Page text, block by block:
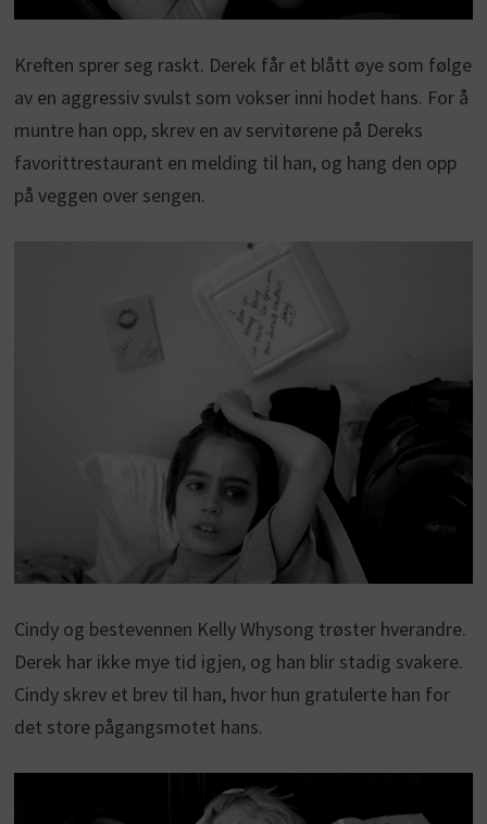
Kreften sprer seg raskt. Derek får et blått øye som følge
av en aggressiv svulst som vokser inni hodet hans. For å
muntre han opp, skrev en av servitørene på Dereks
favorittrestaurant en melding til han, og hang den opp
på veggen over sengen.
Cindy og bestevennen Kelly Whysong trøster hverandre.
Derek har ikke mye tid igjen, og han blir stadig svakere.
Cindy skrev et brev til han, hvor hun gratulerte han for
det store pågangsmotet hans.